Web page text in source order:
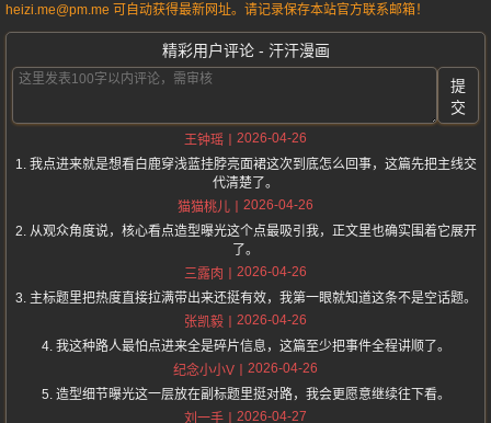
heizi.me@pm.me 可自动获得最新网址。请记录保存本站官方联系邮箱！
精彩用户评论 - 汗汗漫画
提
交
王钟瑶
2026-04-26
1. 我点进来就是想看白鹿穿浅蓝挂脖亮面裙这次到底怎么回事，这篇先把主线交
代清楚了。
猫猫桃儿
2026-04-26
2. 从观众角度说，核心看点造型曝光这个点最吸引我，正文里也确实围着它展开
了。
三露肉
2026-04-26
3. 主标题里把热度直接拉满带出来还挺有效，我第一眼就知道这条不是空话题。
张凯毅
2026-04-26
4. 我这种路人最怕点进来全是碎片信息，这篇至少把事件全程讲顺了。
纪念小小V
2026-04-26
5. 造型细节曝光这一层放在副标题里挺对路，我会更愿意继续往下看。
刘一手
2026-04-27